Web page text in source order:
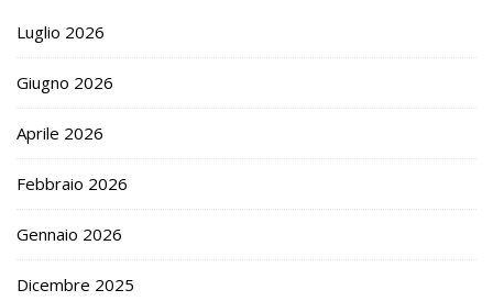
Luglio 2026
Giugno 2026
Aprile 2026
Febbraio 2026
Gennaio 2026
Dicembre 2025